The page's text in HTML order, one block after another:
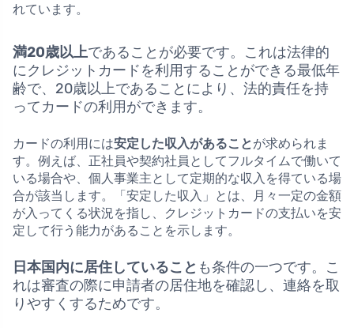
れています。
満20歳以上であることが必要です。これは法律的
にクレジットカードを利用することができる最低年
齢で、20歳以上であることにより、法的責任を持
ってカードの利用ができます。
カードの利用には安定した収入があることが求められま
す。例えば、正社員や契約社員としてフルタイムで働いて
いる場合や、個人事業主として定期的な収入を得ている場
合が該当します。「安定した収入」とは、月々一定の金額
が入ってくる状況を指し、クレジットカードの支払いを安
定して行う能力があることを示します。
日本国内に居住していること も条件の一つです。こ
れは審査の際に申請者の居住地を確認し、連絡を取
りやすくするためです。